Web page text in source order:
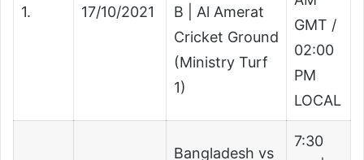
1. 17/10/2021
B | Al Amerat
Cricket Ground
(Ministry Turf
1)
GMT /
02:00
PM
LOCAL
Bangladesh vs
7:30